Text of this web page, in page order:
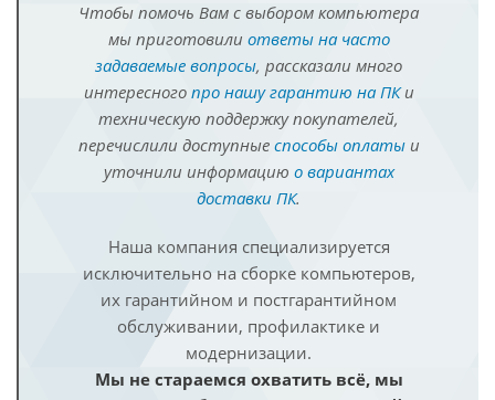
Чтобы помочь Вам с выбором компьютера
мы приготовили ответы на часто
задаваемые вопросы, рассказали много
интересного про нашу гарантию на ПКи
техническую поддержку покупателей,
перечислили доступные способы оплатыи
уточнили информацию о вариантах
доставки ПК.
Наша компания специализируется
исключительно на сборке компьютеров,
их гарантийном и постгарантийном
обслуживании, профилактике и
модернизации.
Мы не стараемся охватить всё, мы